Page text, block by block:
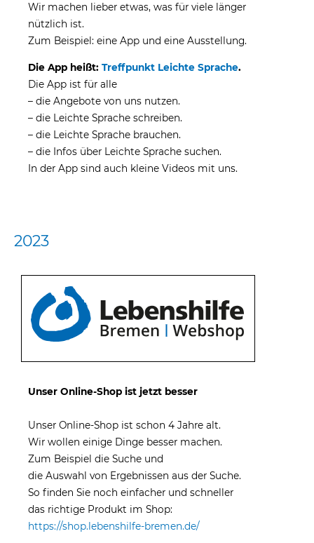
Wir machen lieber etwas, was für viele länger
nützlich ist.
Zum Beispiel: eine App und eine Ausstellung.
Die App heißt: Treffpunkt Leichte Sprache.
Die App ist für alle
– die Angebote von uns nutzen.
– die Leichte Sprache schreiben.
– die Leichte Sprache brauchen.
– die Infos über Leichte Sprache suchen.
In der App sind auch kleine Videos mit uns.
2023
Unser Online-Shop ist jetzt besser
Unser Online-Shop ist schon 4 Jahre alt.
Wir wollen einige Dinge besser machen.
Zum Beispiel die Suche und
die Auswahl von Ergebnissen aus der Suche.
So finden Sie noch einfacher und schneller
das richtige Produkt im Shop:
https://shop.lebenshilfe-bremen.de/